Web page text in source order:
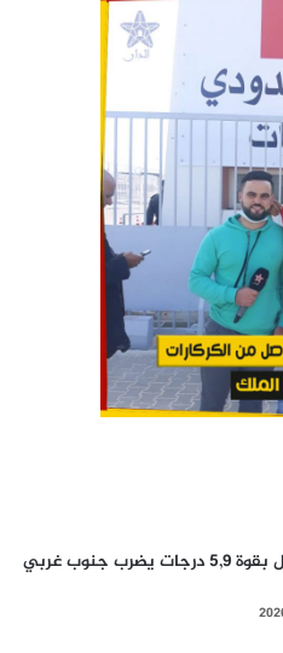
الفلبين.. زلزال بقوة 5,9 درجات يضرب جنوب غربي